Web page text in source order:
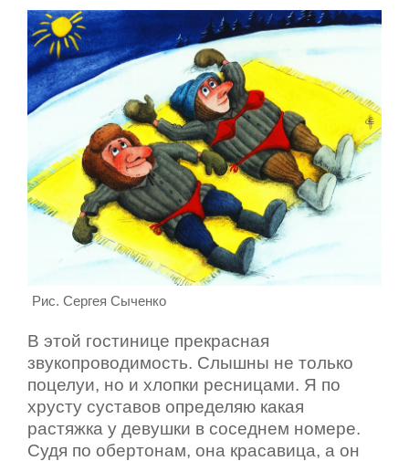
Рис. Сергея Сыченко
В этой гостинице прекрасная
звукопроводимость. Слышны не только
поцелуи, но и хлопки ресницами. Я по
хрусту суставов определяю какая
растяжка у девушки в соседнем номере.
Судя по обертонам, она красавица, а он